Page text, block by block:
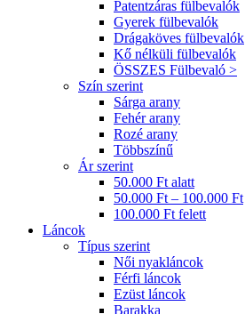
Patentzáras fülbevalók
Gyerek fülbevalók
Drágaköves fülbevalók
Kő nélküli fülbevalók
ÖSSZES Fülbevaló >
Szín szerint
Sárga arany
Fehér arany
Rozé arany
Többszínű
Ár szerint
50.000 Ft alatt
50.000 Ft – 100.000 Ft
100.000 Ft felett
Láncok
Típus szerint
Női nyakláncok
Férfi láncok
Ezüst láncok
Barakka